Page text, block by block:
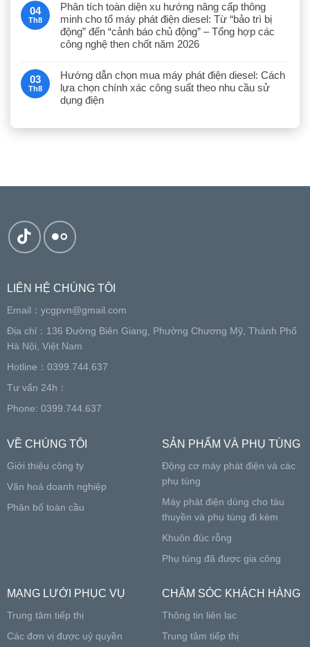
04
Th8
Phân tích toàn diện xu hướng nâng cấp thông
minh cho tổ máy phát điện diesel: Từ “bảo trì bị
động” đến “cảnh báo chủ động” – Tổng hợp các
công nghệ then chốt năm 2026
03
Th8
Hướng dẫn chọn mua máy phát điện diesel: Cách
lựa chọn chính xác công suất theo nhu cầu sử
dụng điện
LIÊN HỆ CHÚNG TÔI
Email： ycgpvn@gmail.com
Địa chỉ：136 Đường Biên Giang, Phường Chương Mỹ, Thành Phố
Hà Nội, Việt Nam
Hotline：0399.744.637
Tư vấn 24h：
Phone: 0399.744.637
VỀ CHÚNG TÔI
Giới thiệu công ty
Văn hoá doanh nghiệp
Phân bố toàn cầu
SẢN PHẨM VÀ PHỤ TÙNG
Động cơ máy phát điện và các
phụ tùng
Máy phát điện dùng cho tàu
thuyền và phụ tùng đi kèm
Khuôn đúc rỗng
Phụ tùng đã được gia công
MẠNG LƯỚI PHỤC VỤ
Trung tâm tiếp thị
Các đơn vị được uỷ quyền
CHĂM SÓC KHÁCH HÀNG
Thông tin liên lạc
Trung tâm tiếp thị